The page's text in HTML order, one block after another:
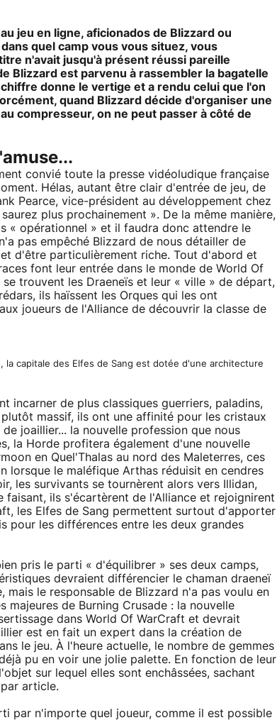
jeu en ligne, aficionados de Blizzard ou
quel camp vous vous situez, vous
n'avait jusqu'à présent réussi pareille
Blizzard est parvenu à rassembler la bagatelle
donne le vertige et a rendu celui que l'on
quand Blizzard décide d'organiser une
compresseur, on ne peut passer à côté de
convié toute la presse vidéoludique française
Hélas, autant être clair d'entrée de jeu, de
Pearce, vice-président au développement chez
plus prochainement ». De la même manière,
« opérationnel » et il faudra donc attendre le
pas empêché Blizzard de nous détailler de
d'être particulièrement riche. Tout d'abord et
font leur entrée dans le monde de World Of
trouvent les Draeneïs et leur « ville » de départ,
ils haïssent les Orques qui les ont
joueurs de l'Alliance de découvrir la classe de
la capitale des Elfes de Sang est dotée d'une architecture
incarner de plus classiques guerriers, paladins,
massif, ils ont une affinité pour les cristaux
joaillier... la nouvelle profession que nous
la Horde profitera également d'une nouvelle
en Quel'Thalas au nord des Maleterres, ces
lorsque le maléfique Arthas réduisit en cendres
les survivants se tournèrent alors vers Illidan,
faisant, ils s'écartèrent de l'Alliance et rejoignirent
les Elfes de Sang permettent surtout d'apporter
pour les différences entre les deux grandes
pris le parti « d'équilibrer » ses deux camps,
devraient différencier le chaman draeneï
le responsable de Blizzard n'a pas voulu en
majeures de Burning Crusade : la nouvelle
dans World Of WarCraft et devrait
est en fait un expert dans la création de
le jeu. À l'heure actuelle, le nombre de gemmes
pu en voir une jolie palette. En fonction de leur
sur lequel elles sont enchâssées, sachant
article.
par n'importe quel joueur, comme il est possible